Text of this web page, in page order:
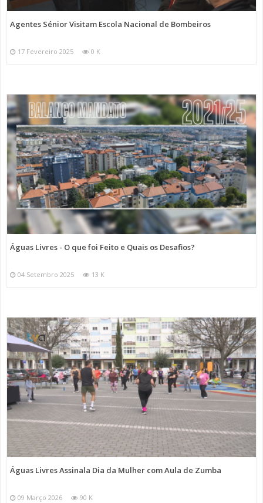
Agentes Sénior Visitam Escola Nacional de Bombeiros
17 Fevereiro 2025 0 K
Águas Livres - O que foi Feito e Quais os Desafios?
04 Setembro 2025 13 K
Águas Livres Assinala Dia da Mulher com Aula de Zumba
09 Março 2026 90 K